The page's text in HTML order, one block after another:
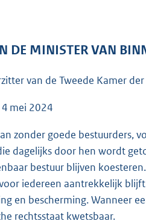
t
:
K
b
DE MINISTER VAN
van de Tweede Kamer
mei 2024
zonder goede bestuurders,
dagelijks door hen wordt
bestuur blijven
iedereen aantrekkelijk
en bescherming. Wanneer
rechtsstaat kwetsbaar.